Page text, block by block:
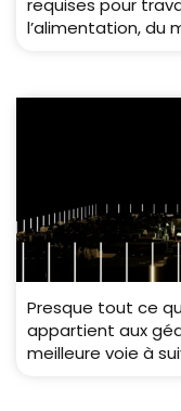
requises pour
l’alimentation, du
Presque tout ce
appartient aux
meilleure voie à